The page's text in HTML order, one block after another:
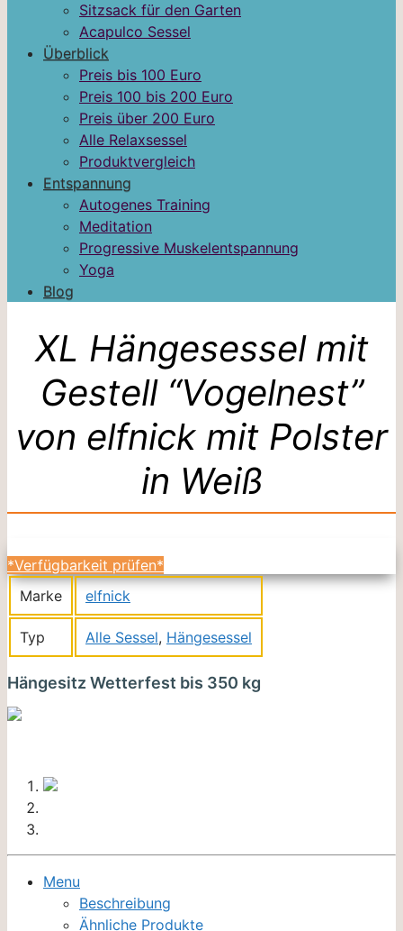
Sitzsack für den Garten
Acapulco Sessel
Überblick
Preis bis 100 Euro
Preis 100 bis 200 Euro
Preis über 200 Euro
Alle Relaxsessel
Produktvergleich
Entspannung
Autogenes Training
Meditation
Progressive Muskelentspannung
Yoga
Blog
XL Hängesessel mit
Gestell “Vogelnest”
von elfnick mit Polster
in Weiß
*Verfügbarkeit prüfen*
Marke
elfnick
Typ Alle Sessel, Hängesessel
Hängesitz Wetterfest bis 350 kg
Menu
Beschreibung
Ähnliche Produkte